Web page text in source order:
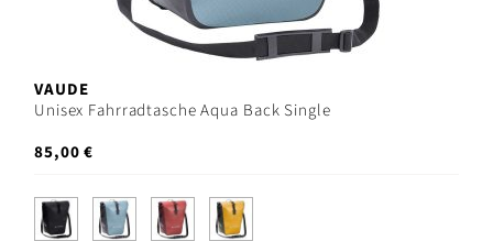
VAUDE
Unisex Fahrradtasche Aqua Back Single
85,00 €